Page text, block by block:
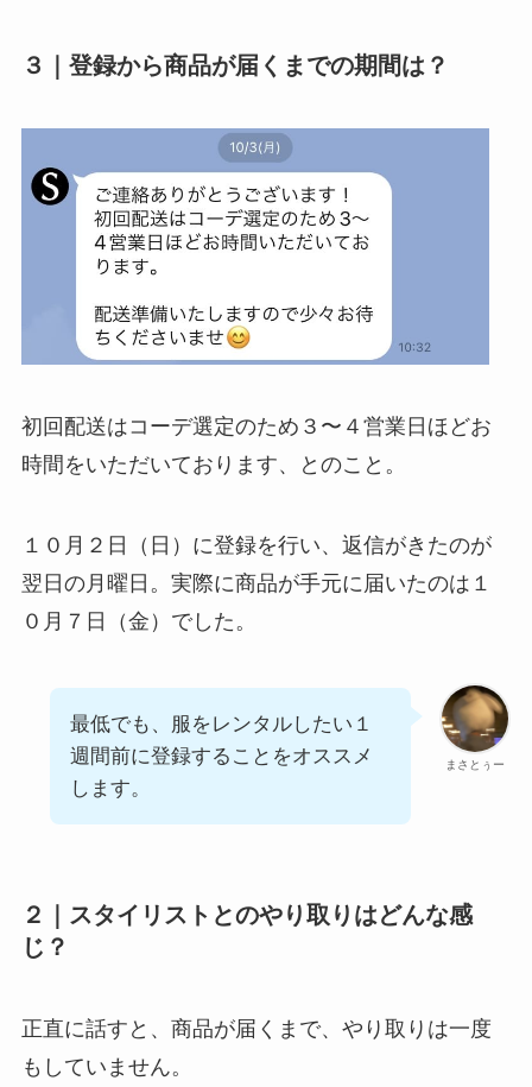
３｜登録から商品が届くまでの期間は？
初回配送はコーデ選定のため３〜４営業日ほどお
時間をいただいております、とのこと。
１０月２日（日）に登録を行い、返信がきたのが
翌日の月曜日。実際に商品が手元に届いたのは１
０月７日（金）でした。
まさとぅー
最低でも、服をレンタルしたい１
週間前に登録することをオススメ
します。
２｜スタイリストとのやり取りはどんな感
じ？
正直に話すと、商品が届くまで、やり取りは一度
もしていません。